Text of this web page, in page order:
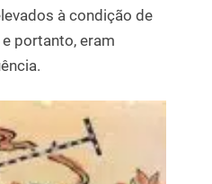
à condição de
portanto, eram